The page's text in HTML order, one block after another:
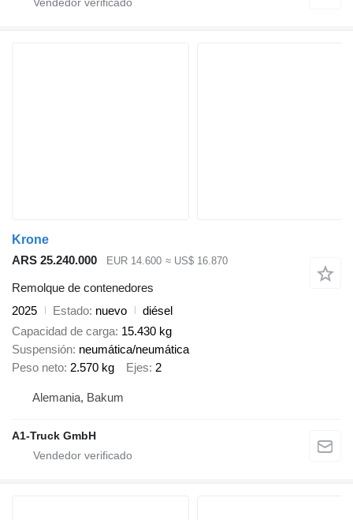
Krone
ARS 25.240.000
EUR 14.600 ≈ US$ 16.870
Remolque de contenedores
2025
Estado nuevo
diésel
Capacidad de carga 15.430 kg
Suspensión neumática/neumática
Peso neto 2.570 kg Ejes 2
Alemania, Bakum
A1-Truck GmbH